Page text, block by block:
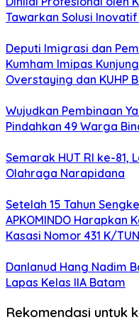
Tawarkan Solusi
Deputi Imigrasi dan
Kumham Imipas
Overstaying dan KUHP
Wujudkan Pembinaan
Pindahkan 49 Warga
Semarak HUT RI ke-81,
Olahraga Narapidana
Setelah 15 Tahun
APKOMINDO Harapkan
Kasasi Nomor 431 K/
Danlanud Hang Nadim
Lapas Kelas IIA Batam
Rekomendasi untuk